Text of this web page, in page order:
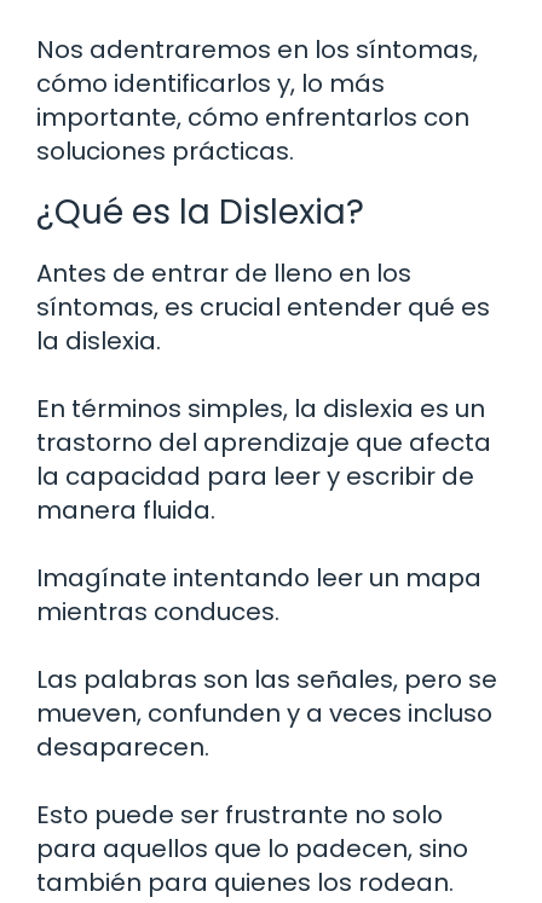
Nos adentraremos en los síntomas,
cómo identificarlos y, lo más
importante, cómo enfrentarlos con
soluciones prácticas.
¿Qué es la Dislexia?
Antes de entrar de lleno en los
síntomas, es crucial entender qué es
la dislexia.
En términos simples, la dislexia es un
trastorno del aprendizaje que afecta
la capacidad para leer y escribir de
manera fluida.
Imagínate intentando leer un mapa
mientras conduces.
Las palabras son las señales, pero se
mueven, confunden y a veces incluso
desaparecen.
Esto puede ser frustrante no solo
para aquellos que lo padecen, sino
también para quienes los rodean.